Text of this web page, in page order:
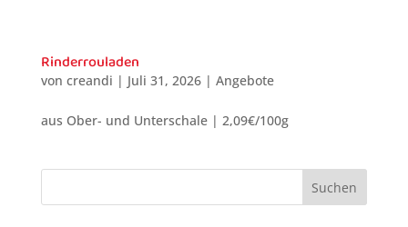
Rinderrouladen
von creandi | Juli 31, 2026| Angebote
aus Ober- und Unterschale | 2,09€/100g